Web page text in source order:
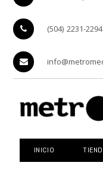
(504) 2231-
INICIO